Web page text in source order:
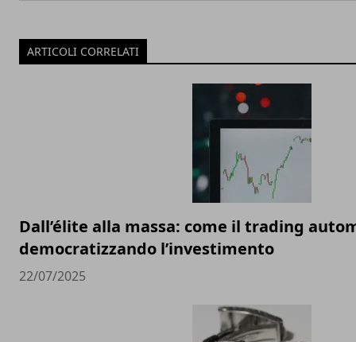
ARTICOLI CORRELATI
Dall’élite alla massa: come il trading
democratizzando l’investimento
22/07/2025